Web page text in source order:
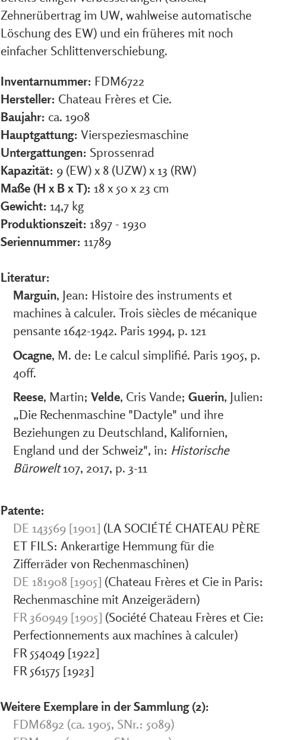
Zehnerübertrag im UW, wahlweise automatische
Löschung des EW) und ein früheres mit noch
einfacher Schlittenverschiebung.
Inventarnummer: FDM6722
Hersteller: Chateau Frères et Cie.
Baujahr: ca. 1908
Hauptgattung: Vierspeziesmaschine
Untergattungen: Sprossenrad
Kapazität: 9 (EW) x 8 (UZW) x 13 (RW)
Maße (H x B x T): 18 x 50 x 23 cm
Gewicht: 14,7 kg
Produktionszeit: 1897 - 1930
Seriennummer: 11789
Literatur:
Marguin, Jean: Histoire des instruments et
machines à calculer. Trois siècles de mécanique
pensante 1642-1942. Paris 1994, p. 121
Ocagne, M. de: Le calcul simplifié. Paris 1905, p.
40ff.
Reese, Martin; Velde, Cris Vande; Guerin, Julien:
„Die Rechenmaschine "Dactyle" und ihre
Beziehungen zu Deutschland, Kalifornien,
England und der Schweiz", in: Historische
Bürowelt107, 2017, p. 3-11
Patente:
DE 143569 [1901] (LA SOCIÉTÉ CHATEAU PÈRE
ET FILS: Ankerartige Hemmung für die
Zifferräder von Rechenmaschinen)
DE 181908 [1905] (Chateau Frères et Cie in Paris:
Rechenmaschine mit Anzeigerädern)
FR 360949 [1905] (Société Chateau Frères et Cie:
Perfectionnements aux machines à calculer)
FR 554049 [1922]
FR 561575 [1923]
Weitere Exemplare in der Sammlung (2):
FDM6892 (ca. 1905, SNr.: 5089)